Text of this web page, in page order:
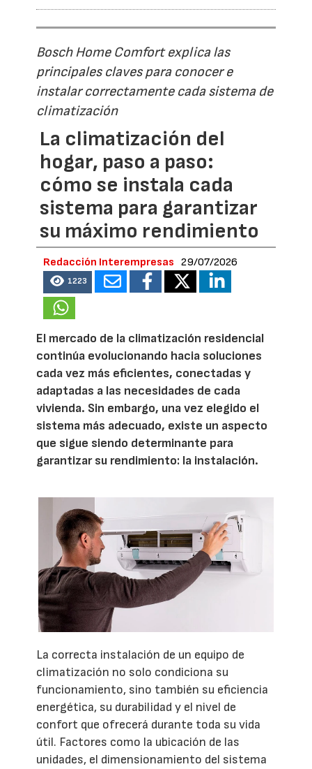
Bosch Home Comfort explica las
principales claves para conocer e
instalar correctamente cada sistema de
climatización
La climatización del
hogar, paso a paso:
cómo se instala cada
sistema para garantizar
su máximo rendimiento
Redacción Interempresas 29/07/2026
1223
El mercado de la climatización residencial
continúa evolucionando hacia soluciones
cada vez más eficientes, conectadas y
adaptadas a las necesidades de cada
vivienda. Sin embargo, una vez elegido el
sistema más adecuado, existe un aspecto
que sigue siendo determinante para
garantizar su rendimiento: la instalación.
La correcta instalación de un equipo de
climatización no solo condiciona su
funcionamiento, sino también su eficiencia
energética, su durabilidad y el nivel de
confort que ofrecerá durante toda su vida
útil. Factores como la ubicación de las
unidades, el dimensionamiento del sistema